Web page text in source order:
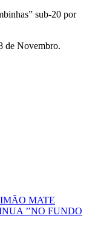
sub-20 por
de Novembro.
MATE
’’NO FUNDO